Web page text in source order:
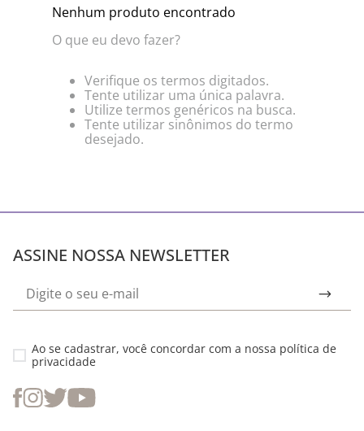
Nenhum produto encontrado
O que eu devo fazer?
Verifique os termos digitados.
Tente utilizar uma única palavra.
Utilize termos genéricos na busca.
Tente utilizar sinônimos do termo
desejado.
ASSINE NOSSA NEWSLETTER
Ao se cadastrar, você concordar com a nossa política de
privacidade